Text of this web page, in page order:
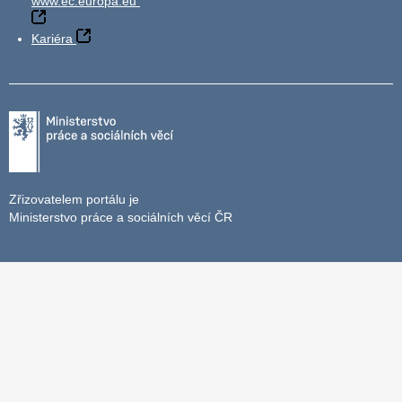
Kariéra
Zřizovatelem portálu je
Ministerstvo práce a sociálních věcí ČR